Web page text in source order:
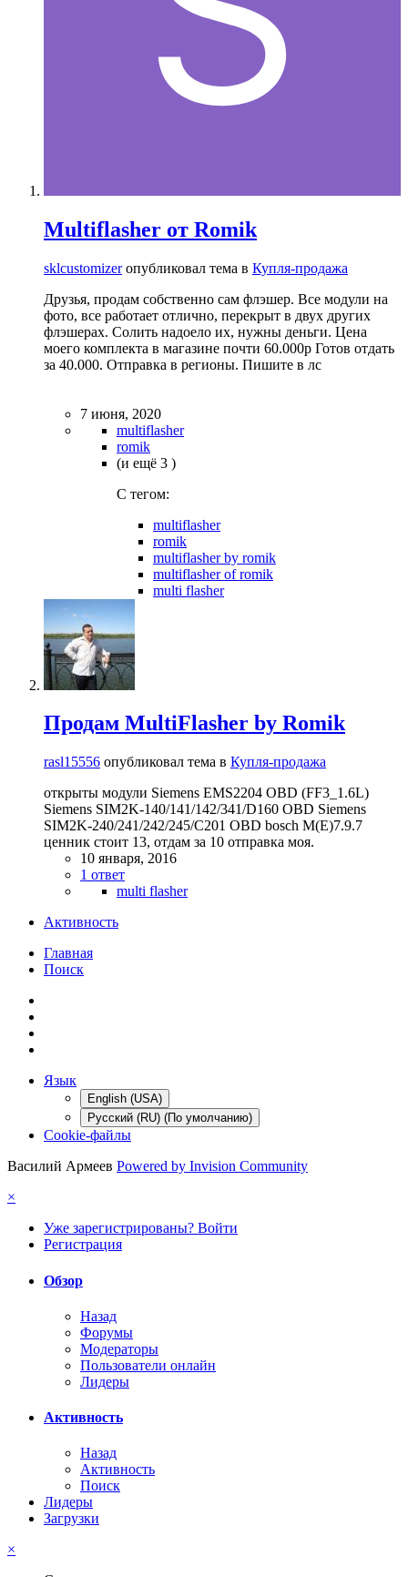
Multiflasher от Romik
sklcustomizerопубликовал тема в Купля-продажа
Друзья, продам собственно сам флэшер. Все модули на
фото, все работает отлично, перекрыт в двух других
флэшерах. Солить надоело их, нужны деньги. Цена
моего комплекта в магазине почти 60.000р Готов отдать
за 40.000. Отправка в регионы. Пишите в лс
7 июня, 2020
multiflasher
romik
(и ещё 3 )
C тегом:
multiflasher
romik
multiflasher by romik
multiflasher of romik
multi flasher
Продам MultiFlasher by Romik
rasl15556 опубликовал тема в Купля-продажа
открыты модули Siemens EMS2204 OBD (FF3_1.6L)
Siemens SIM2K-140/141/142/341/D160 OBD Siemens
SIM2K-240/241/242/245/C201 OBD bosch M(E)7.9.7
ценник стоит 13, отдам за 10 отправка моя.
10 января, 2016
1 ответ
multi flasher
Активность
Главная
Поиск
Язык
English (USA)
Русский (RU) (По умолчанию)
Cookie-файлы
Василий Армеев Powered by Invision Community
×
Уже зарегистрированы? Войти
Регистрация
Обзор
Назад
Форумы
Модераторы
Пользователи онлайн
Лидеры
Активность
Назад
Активность
Поиск
Лидеры
Загрузки
×